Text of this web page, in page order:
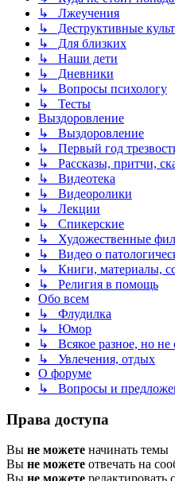
↳ Лжеучения
↳ Деструктивные
↳ Для близких
↳ Наши дети
↳ Дневники
↳ Вопросы психологу
↳ Тесты
Выздоровление
↳ Выздоровление
↳ Первый год
↳ Рассказы, притчи,
↳ Видеотека
↳ Видеоролики
↳ Лекции
↳ Спикерские
↳ Художественные
↳ Видео о
↳ Книги, материалы,
↳ Религия в помощь
Обо всем
↳ Флудилка
↳ Юмор
↳ Всякое разное, но не
↳ Увлечения, отдых
О форуме
↳ Вопросы и
Права доступа
Вы не можете начинать темы
Вы не можете отвечать на